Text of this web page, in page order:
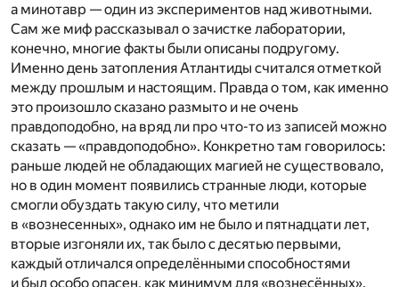
а минотавр — один из экспериментов над животными.
Сам же миф рассказывал о зачистке лаборатории,
конечно, многие факты были описаны подругому.
Именно день затопления Атлантиды считался отметкой
между прошлым и настоящим. Правда о том, как именно
это произошло сказано размыто и не очень
правдоподобно, на вряд ли про что-то из записей можно
сказать — «правдоподобно». Конкретно там говорилось:
раньше людей не обладающих магией не существовало,
но в один момент появились странные люди, которые
смогли обуздать такую силу, что метили
в «вознесенных», однако им не было и пятнадцати лет,
вторые изгоняли их, так было с десятью первыми,
каждый отличался определёнными способностями
и был особо опасен, как минимум для «вознесённых».